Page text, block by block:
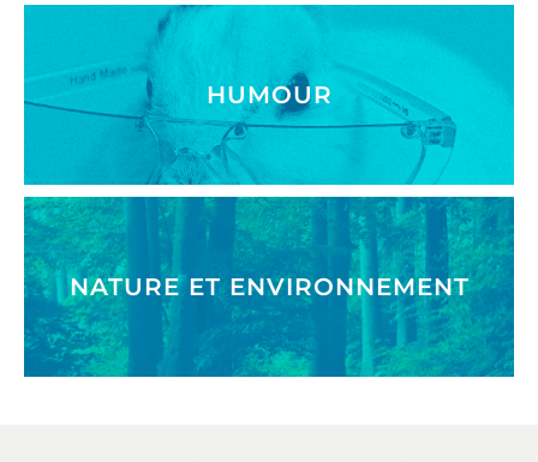
HUMOUR
NATURE ET ENVIRONNEMENT